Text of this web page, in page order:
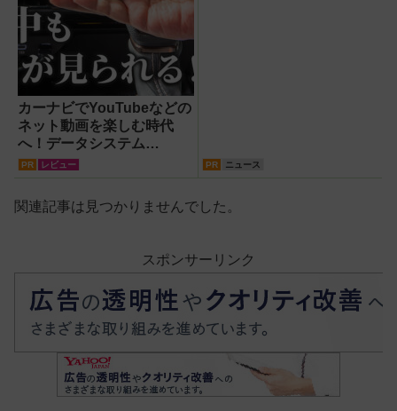
カーナビでYouTubeなどの
ネット動画を楽しむ時代
へ！データシステム
『U2KIT』がドライブを変
PR レビュー PR ニュース
関連記事は見つかりませんでした。
スポンサーリンク